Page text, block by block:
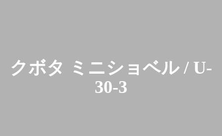
クボタ ミニショベル / U-
30-3